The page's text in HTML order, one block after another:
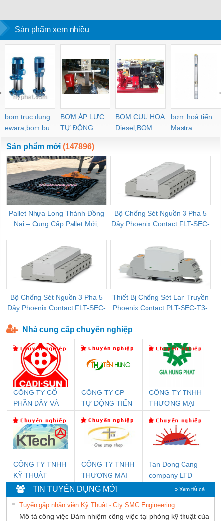
Sản phẩm xem nhiều
bom truc dung
ewara,bom bu
ewara
BƠM ÁP LỰC
TỰ ĐỘNG
BOM CUU HOA
Diesel,BOM
CHUA CHAY
bơm hoả tiển
Mastra
‹ ›
Sản phẩm mới (147896)
Pallet Nhựa Long Thành Đồng
Nai – Cung Cấp Pallet Mới,
Bộ Chống Sét Nguồn 3 Pha 5
Dây Phoenix Contact FLT-SEC-
Bộ Chống Sét Nguồn 3 Pha 5
Dây Phoenix Contact FLT-SEC-
Thiết Bị Chống Sét Lan Truyền
Phoenix Contact PLT-SEC-T3-
Nhà cung cấp chuyên nghiệp
CÔNG TY CỔ
PHẦN DÂY VÀ
THƯỢNG ĐÌNH
CÔNG TY CP
TỰ ĐỘNG TIẾN
CÔNG TY TNHH
THƯƠNG MẠI
THUẬT ĐIỆN CƠ
GIA HƯNG
PHÁT
CÔNG TY TNHH
KỸ THUẬT
KTECH VIỆT
NAM
CÔNG TY TNHH
THƯƠNG MẠI
THIÊN ÂN VIỆT
NAM
Tan Dong Cang
company LTD
TIN TUYỂN DỤNG MỚI » Xem tất cả
Tuyển gấp nhân viên Kỹ Thuật - Cty SMC Engineering
Mô tả công việc Đảm nhiệm công việc tại phòng kỹ thuật của